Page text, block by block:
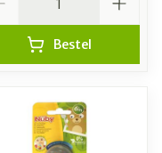
Bestel